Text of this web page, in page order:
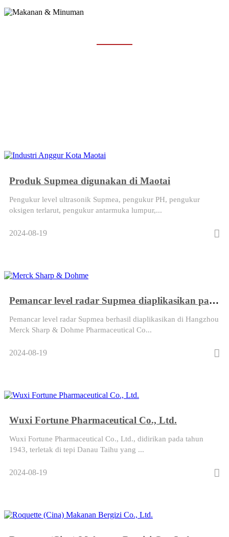
Produk Supmea digunakan di Maotai
Pengukur level ultrasonik Supmea, pengukur PH, pengukur
oksigen terlarut, pengukur antarmuka lumpur,...
2024-08-19
Pemancar level radar Supmea diaplikasikan pada Merck Sharp & Dohme
Pemancar level radar Supmea berhasil diaplikasikan di Hangzhou
Merck Sharp & Dohme Pharmaceutical Co...
2024-08-19
Wuxi Fortune Pharmaceutical Co., Ltd.
Wuxi Fortune Pharmaceutical Co., Ltd., didirikan pada tahun
1943, terletak di tepi Danau Taihu yang ...
2024-08-19